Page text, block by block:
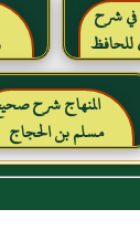
في شرح
المنهاج شرح
مسلم بن الحجاج